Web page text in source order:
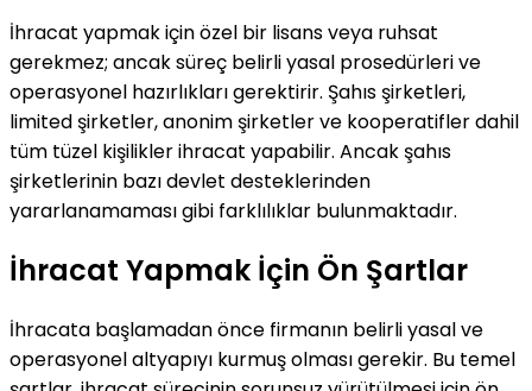
İhracat yapmak için özel bir lisans veya ruhsat
gerekmez; ancak süreç belirli yasal prosedürleri ve
operasyonel hazırlıkları gerektirir. Şahıs şirketleri,
limited şirketler, anonim şirketler ve kooperatifler dahil
tüm tüzel kişilikler ihracat yapabilir. Ancak şahıs
şirketlerinin bazı devlet desteklerinden
yararlanamaması gibi farklılıklar bulunmaktadır.
İhracat Yapmak İçin Ön Şartlar
İhracata başlamadan önce firmanın belirli yasal ve
operasyonel altyapıyı kurmuş olması gerekir. Bu temel